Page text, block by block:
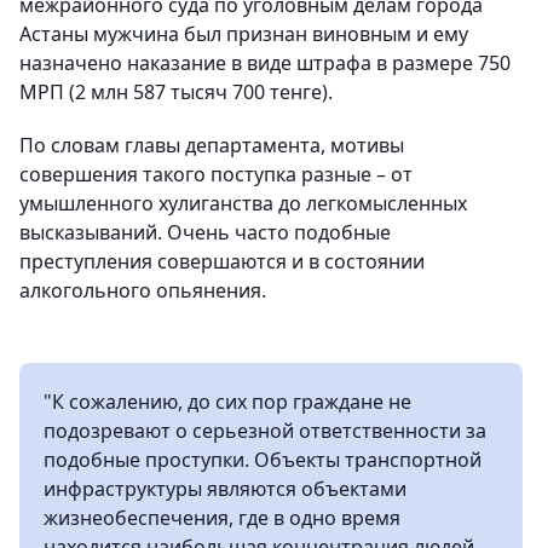
Астаны мужчина был признан виновным и ему
назначено наказание в виде штрафа в размере 750
МРП (2 млн 587 тысяч 700 тенге).
По словам главы департамента, мотивы
совершения такого поступка разные – от
умышленного хулиганства до легкомысленных
высказываний. Очень часто подобные
преступления совершаются и в состоянии
алкогольного опьянения.
"К сожалению, до сих пор граждане не
подозревают о серьезной ответственности за
подобные проступки. Объекты транспортной
инфраструктуры являются объектами
жизнеобеспечения, где в одно время